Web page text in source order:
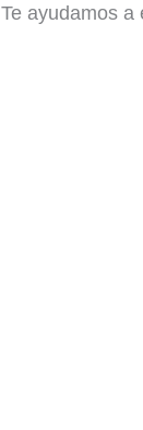
Te ayudamos a